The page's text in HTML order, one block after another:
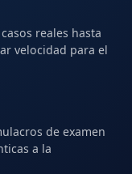
reales hasta
velocidad para el
de examen
a la